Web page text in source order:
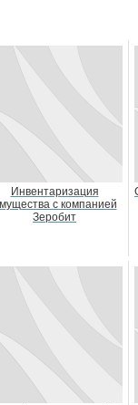
Инвентаризация
с компанией
Зеробит